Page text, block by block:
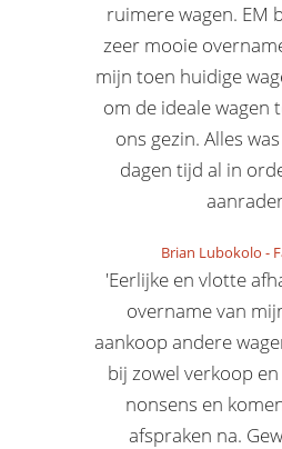
ruimere wagen. EM
zeer mooie
mijn toen huidige
om de ideale wagen
ons gezin. Alles
dagen tijd al in
Brian Lubokolo -
'Eerlijke en vlotte
overname van
aankoop andere
bij zowel verkoop
nonsens en
afspraken na.